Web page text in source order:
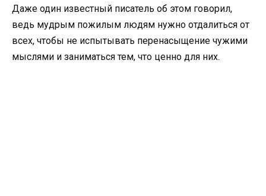
Даже один известный писатель об этом говорил,
ведь мудрым пожилым людям нужно отдалиться от
всех, чтобы не испытывать перенасыщение чужими
мыслями и заниматься тем, что ценно для них.